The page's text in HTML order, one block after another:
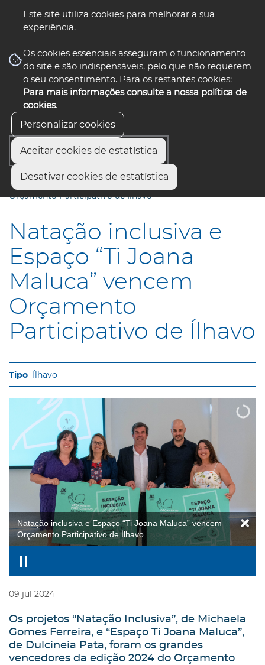
Este site utiliza cookies para melhorar a sua
experiência.
Os cookies essenciais asseguram o funcionamento
do site e são indispensáveis, pelo que não requerem
o seu consentimento. Para os restantes cookies:
Para mais informações consulte a nossa política de
cookies.
Personalizar cookies
Aceitar cookies de estatística
Desativar cookies de estatística
nos select language
Início
Natação inclusiva e Espaço “Ti Joana Maluca” vencem
Orçamento Participativo de Ílhavo
Natação inclusiva e
Espaço “Ti Joana
Maluca” vencem
Orçamento
Participativo de Ílhavo
Ílhavo
Natação inclusiva e Espaço “Ti Joana Maluca” vencem
Orçamento Participativo de Ílhavo
09 jul 2024
Os projetos “Natação Inclusiva”, de Michaela
Gomes Ferreira, e “Espaço Ti Joana Maluca”,
de Dulcineia Pata, foram os grandes
vencedores da edição 2024 do Orçamento